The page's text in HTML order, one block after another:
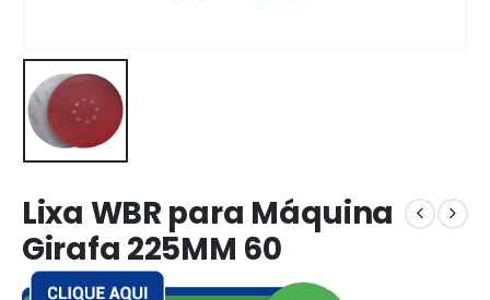
Lixa WBR para Máquina
Girafa 225MM 60